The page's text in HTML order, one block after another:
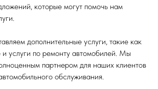
которые могут помочь нам
дополнительные услуги, такие как
услуги по ремонту автомобилей. Мы
партнером для наших клиентов
обслуживания.